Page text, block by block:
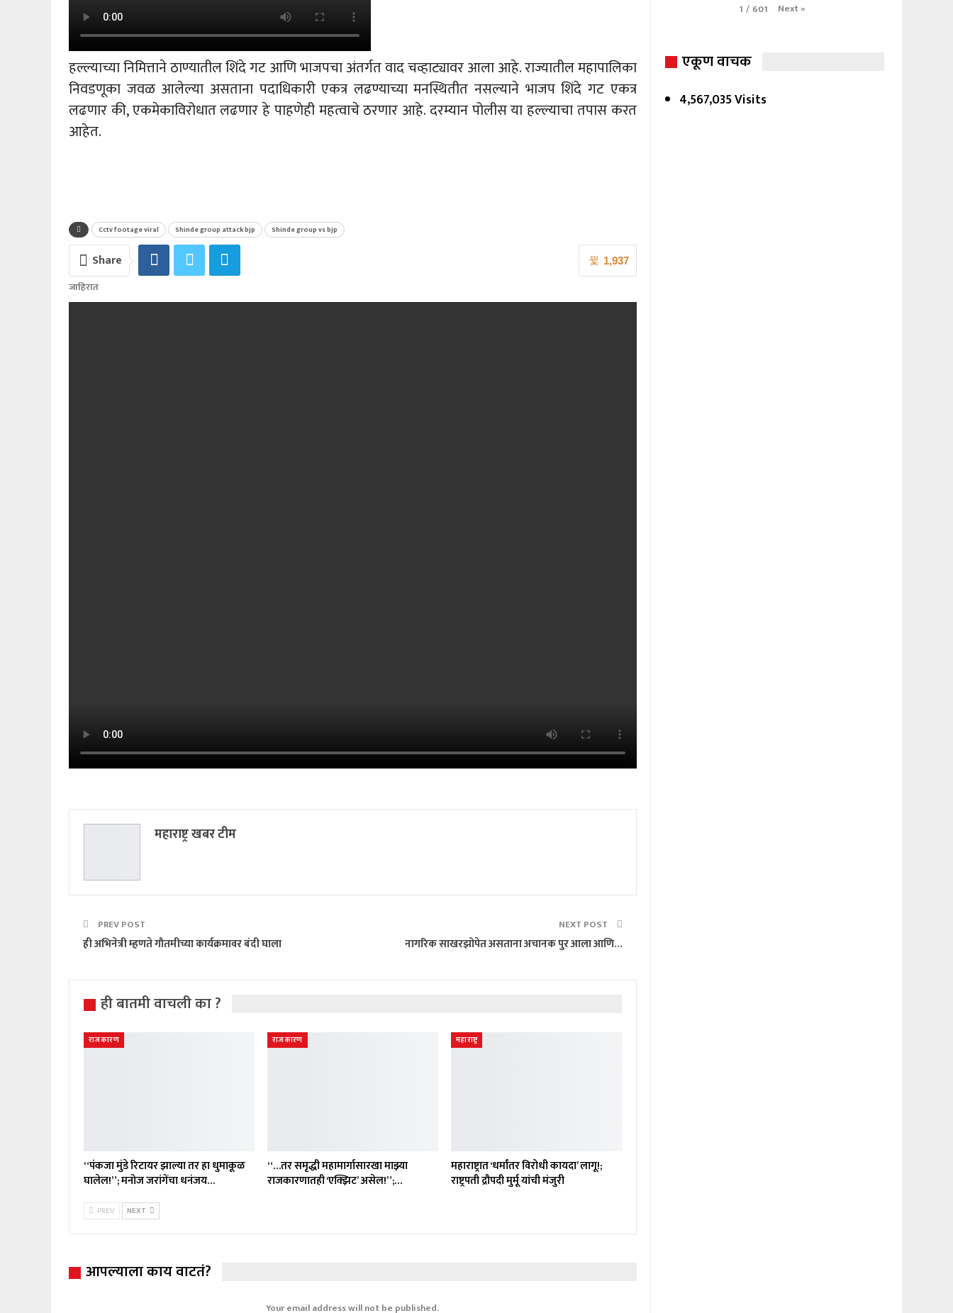
हल्ल्याच्या निमित्ताने ठाण्यातील शिंदे गट आणि भाजपचा अंतर्गत वाद चव्हाट्यावर आला आहे. राज्यातील महापालिका
निवडणूका जवळ आलेल्या असताना पदाधिकारी एकत्र लढण्याच्या मनस्थितीत नसल्याने भाजप शिंदे गट एकत्र
लढणार की, एकमेकाविरोधात लढणार हे पाहणेही महत्वाचे ठरणार आहे. दरम्यान पोलीस या हल्ल्याचा तपास करत
आहेत.
Cctv footage viral Shinde group attack bjp Shinde group vs bjp
1,937
Share
जाहिरात
महाराष्ट्र खबर टीम
PREV POST
ही अभिनेत्री म्हणते गाैतमीच्या कार्यक्रमावर बंदी घाला
NEXT POST
नागरिक साखरझोपेत असताना अचानक पुर आला आणि…
ही बातमी वाचली का ?
राजकारण
“पंकजा मुंडे रिटायर झाल्या तर हा धुमाकूळ
घालेल!”; मनोज जरांगेंचा धनंजय…
राजकारण
“…तर समृद्धी महामार्गासारखा माझ्या
राजकारणातही ‘एक्झिट’ असेल!”;…
महाराष्ट्र
महाराष्ट्रात ‘धर्मांतर विरोधी कायदा’ लागू!;
राष्ट्रपती द्रौपदी मुर्मू यांची मंजुरी
PREV NEXT
आपल्याला काय वाटतं?
Your email address will not be published.
1 / 601 Next»
एकूण वाचक
4,567,035 Visits